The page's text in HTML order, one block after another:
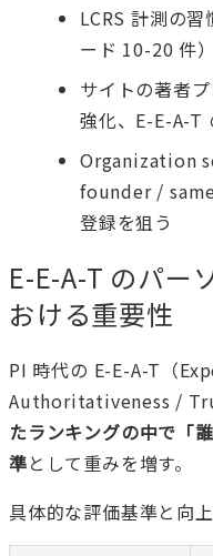
LCRS 計測の
ード 10-20 件）
サイトの著者
強化、E-E-A-T
Organization
founder /
登録を狙う
E-E-A-T のパー
おける重要性
PI 時代の E-E-A-T（
Authoritativeness /
たランキングの中で「
準として重みを増す。
具体的な評価基準と向